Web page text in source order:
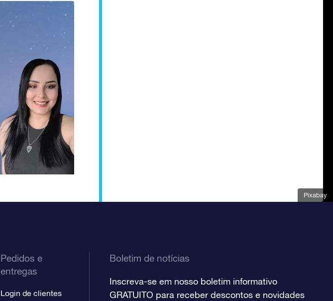
Pixabay
Pedidos e
entregas
Login de clientes
Boletim de notícias
Inscreva-se em nosso boletim informativo
GRATUITO para receber descontos e novidades